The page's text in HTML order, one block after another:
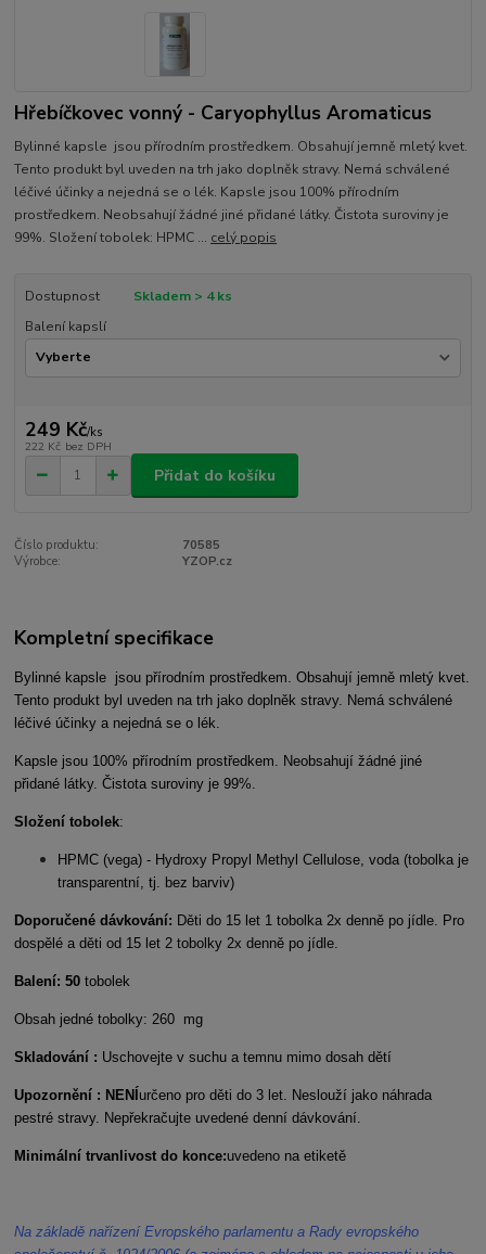
Hřebíčkovec vonný - Caryophyllus Aromaticus
Bylinné kapsle jsou přírodním prostředkem. Obsahují jemně mletý kvet.
Tento produkt byl uveden na trh jako doplněk stravy. Nemá schválené
léčivé účinky a nejedná se o lék. Kapsle jsou 100% přírodním
prostředkem. Neobsahují žádné jiné přidané látky. Čistota suroviny je
99%. Složení tobolek: HPMC ... celý popis
Dostupnost
Skladem > 4 ks
Balení kapslí
249 Kč/ks
222 Kč bez DPH
Přidat do košíku
Číslo produktu:
70585
Výrobce:
YZOP.cz
Kompletní specifikace
Bylinné kapsle jsou přírodním prostředkem. Obsahují jemně mletý kvet.
Tento produkt byl uveden na trh jako doplněk stravy. Nemá schválené
léčivé účinky a nejedná se o lék.
Kapsle jsou 100% přírodním prostředkem. Neobsahují žádné jiné
přidané látky. Čistota suroviny je 99%.
Složení tobolek:
HPMC (vega) - Hydroxy Propyl Methyl Cellulose, voda (tobolka je
transparentní, tj. bez barviv)
Doporučené dávkování: Děti do 15 let 1 tobolka 2x denně po jídle. Pro
dospělé a děti od 15 let 2 tobolky 2x denně po jídle.
Balení: 50tobolek
Obsah jedné tobolky: 260 mg
Skladování : Uschovejte v suchu a temnu mimo dosah dětí
Upozornění : NENÍurčeno pro děti do 3 let. Neslouží jako náhrada
pestré stravy. Nepřekračujte uvedené denní dávkování.
Minimální trvanlivost do konce:uvedeno na etiketě
Na základě nařízení Evropského parlamentu a Rady evropského